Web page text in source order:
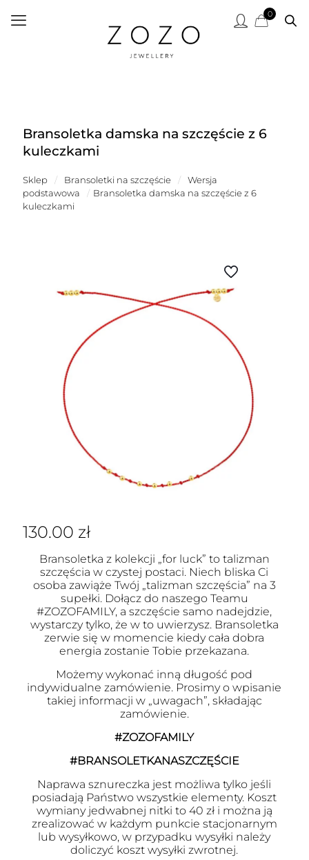
0
Bransoletka damska na szczęście z 6
kuleczkami
Sklep / Bransoletki na szczęście /
Wersja
podstawowa
/ Bransoletka damska na szczęście z 6
kuleczkami
130.00 zł
Bransoletka z kolekcji „for luck” to talizman
szczęścia w czystej postaci. Niech bliska Ci
osoba zawiąże Twój „talizman szczęścia” na 3
supełki. Dołącz do naszego Teamu
#ZOZOFAMILY, a szczęście samo nadejdzie,
wystarczy tylko, że w to uwierzysz. Bransoletka
zerwie się w momencie kiedy cała dobra
energia zostanie Tobie przekazana.
Możemy wykonać inną długość pod
indywidualne zamówienie. Prosimy o wpisanie
takiej informacji w „uwagach”, składając
zamówienie.
#ZOZOFAMILY
#BRANSOLETKANASZCZĘŚCIE
Naprawa sznureczka jest możliwa tylko jeśli
posiadają Państwo wszystkie elementy. Koszt
wymiany jedwabnej nitki to 40 zł i można ją
zrealizować w każdym punkcie stacjonarnym
lub wysyłkowo, w przypadku wysyłki należy
doliczyć koszt wysyłki zwrotnej.